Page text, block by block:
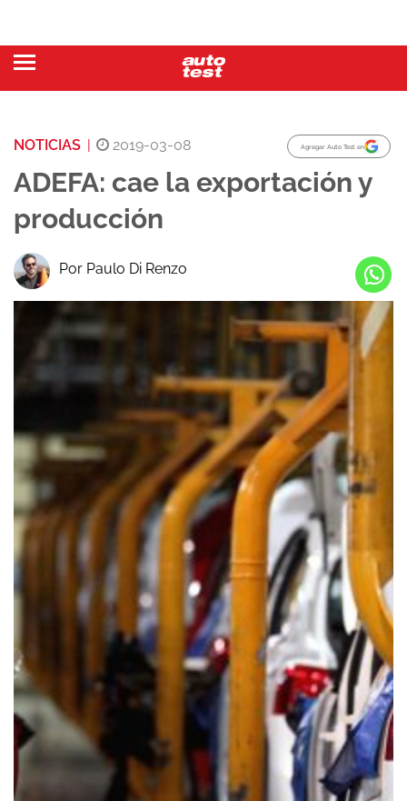
NOTICIAS | 2019-03-08 Agregar Auto Test en
ADEFA: cae la exportación y
producción
Por Paulo Di Renzo